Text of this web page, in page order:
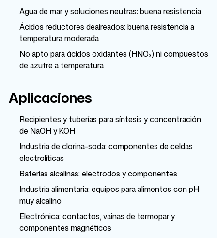
Agua de mar y soluciones neutras: buena resistencia
Ácidos reductores deaireados: buena resistencia a
temperatura moderada
No apto para ácidos oxidantes (HNO₃) ni compuestos
de azufre a temperatura
Aplicaciones
Recipientes y tuberías para síntesis y concentración
de NaOH y KOH
Industria de clorina-soda: componentes de celdas
electrolíticas
Baterías alcalinas: electrodos y componentes
Industria alimentaria: equipos para alimentos con pH
muy alcalino
Electrónica: contactos, vainas de termopar y
componentes magnéticos